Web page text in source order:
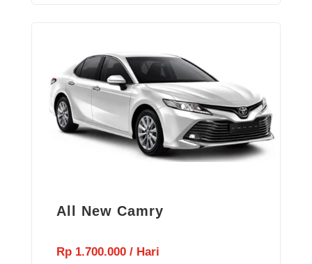
All New Camry
Rp 1.700.000 / Hari